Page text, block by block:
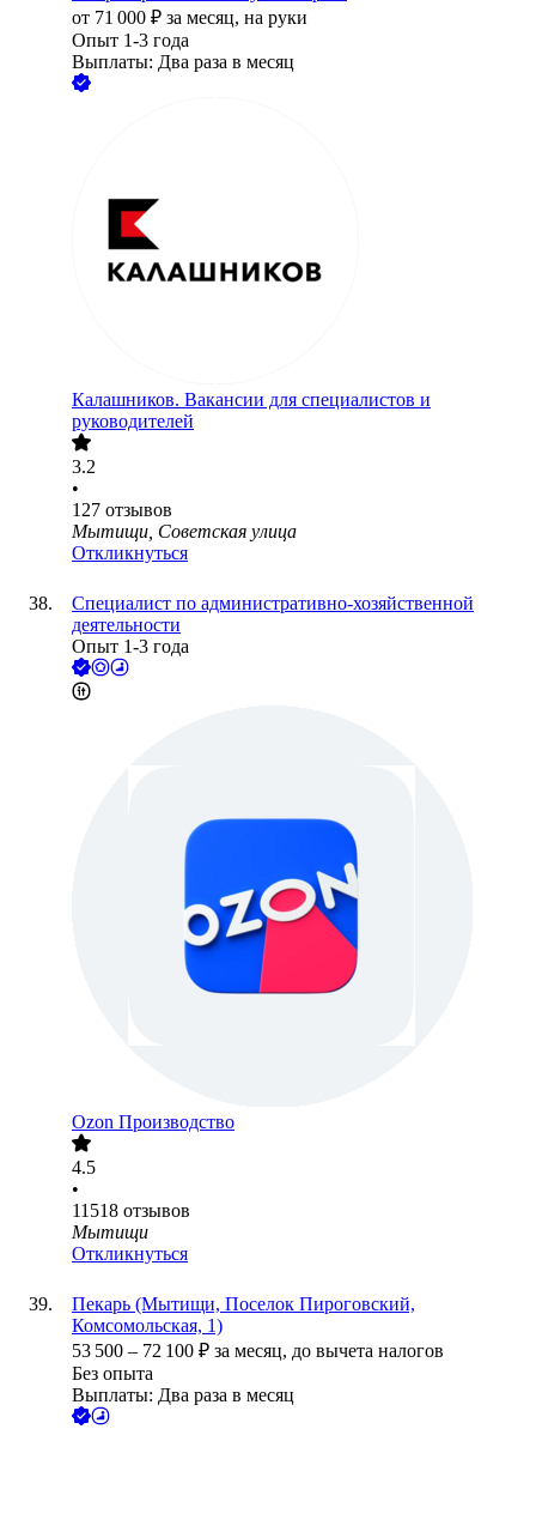
от 71 000 ₽ за месяц, на руки
Опыт 1-3 года
Выплаты: Два раза в месяц
Калашников. Вакансии для специалистов и
руководителей
3.2
•
127 отзывов
Мытищи, Советская улица
Откликнуться
Специалист по административно-хозяйственной
деятельности
Опыт 1-3 года
Ozon Производство
4.5
•
11518 отзывов
Мытищи
Откликнуться
Пекарь (Мытищи, Поселок Пироговский,
Комсомольская, 1)
53 500 – 72 100 ₽ за месяц, до вычета налогов
Без опыта
Выплаты: Два раза в месяц